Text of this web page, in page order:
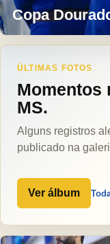
Copa
ÚLTIMAS FOTOS
Momentos
MS.
Alguns registros
publicado na
Ver álbum